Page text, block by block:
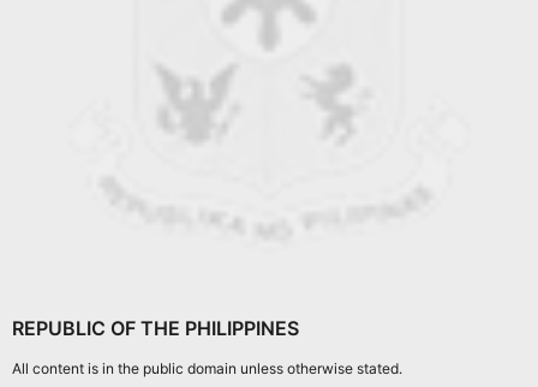
REPUBLIC OF THE PHILIPPINES
All content is in the public domain unless otherwise stated.